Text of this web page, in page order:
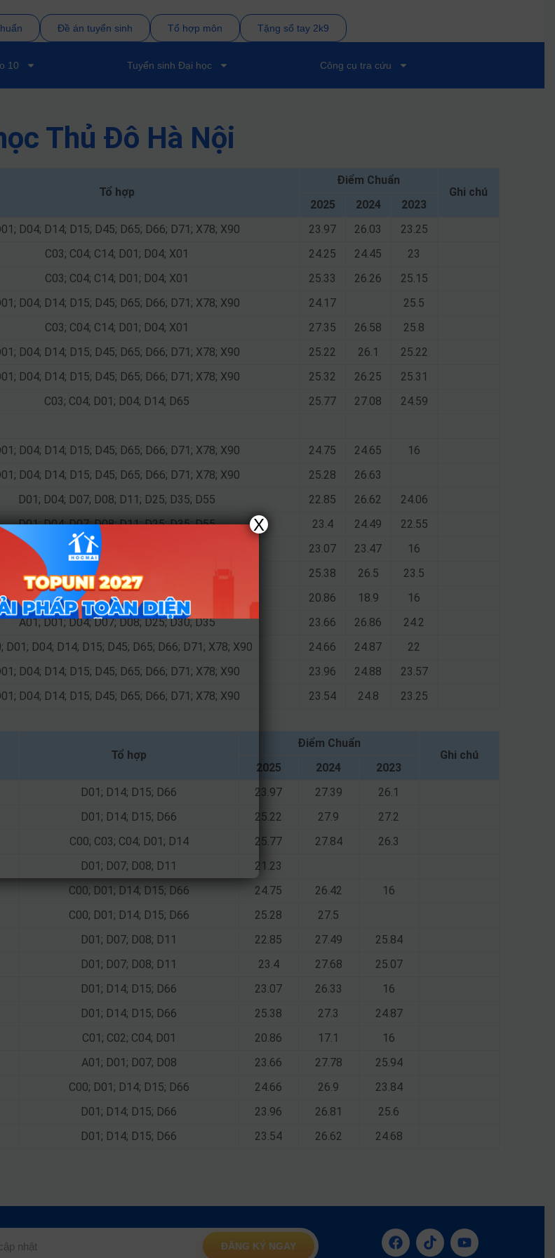
Đề án tuyển sinh Tổ hợp môn Tặng sổ tay 2k9
10 Tuyển sinh Đại học Công cụ tra cứu
Thủ Đô Hà Nội
Tổ hợp
Điểm Chuẩn
Ghi chú
2025
2024
2023
D04; D14; D15; D45; D65; D66; D71; X78; X90 23.97 26.03
23.25
C03; C04; C14; D01; D04; X01 24.25 24.45
23
C03; C04; C14; D01; D04; X01 25.33 26.26
25.15
D04; D14; D15; D45; D65; D66; D71; X78; X90 24.17
25.5
C03; C04; C14; D01; D04; X01 27.35 26.58
25.8
D04; D14; D15; D45; D65; D66; D71; X78; X90 25.22 26.1
25.22
D04; D14; D15; D45; D65; D66; D71; X78; X90 25.32 26.25
25.31
C03; C04; D01; D04; D14; D65 25.77 27.08
24.59
D04; D14; D15; D45; D65; D66; D71; X78; X90 24.75 24.65
16
D04; D14; D15; D45; D65; D66; D71; X78; X90 25.28
26.63
D01; D04; D07; D08; D11; D25; D35; D55 22.85 26.62
24.06
D01; D04; D07; D08; D11; D25; D35; D55 23.4 24.49
22.55
D01; D04; D14; D15; D45; D65; D66; D71; X78; X90 23.07 23.47
16
D01; D04; D14; D15; D45; D65; D66; D71; X78; X90 25.38 26.5
23.5
C01; C02; C04; D01; D04 20.86 18.9
16
A01; D01; D04; D07; D08; D25; D30; D35 23.66 26.86
24.2
D01; D04; D14; D15; D45; D65; D66; D71; X78; X90 24.66 24.87
22
D04; D14; D15; D45; D65; D66; D71; X78; X90 23.96 24.88
23.57
D04; D14; D15; D45; D65; D66; D71; X78; X90 23.54 24.8 23.25
Tổ hợp
Điểm Chuẩn
Ghi chú
2025
2024
2023
D01; D14; D15; D66 23.97 27.39
26.1
D01; D14; D15; D66 25.22 27.9
27.2
C00; C03; C04; D01; D14 25.77 27.84
26.3
D01; D07; D08; D11
21.23
C00; D01; D14; D15; D66 24.75 26.42
16
C00; D01; D14; D15; D66 25.28
27.5
D01; D07; D08; D11 22.85 27.49
25.84
D01; D07; D08; D11 23.4 27.68
25.07
D01; D14; D15; D66 23.07 26.33
16
D01; D14; D15; D66 25.38 27.3
24.87
C01; C02; C04; D01 20.86 17.1
16
A01; D01; D07; D08 23.66 27.78
25.94
C00; D01; D14; D15; D66 24.66 26.9
23.84
D01; D14; D15; D66 23.96 26.81
25.6
D01; D14; D15; D66 23.54 26.62 24.68
ĐĂNG KÝ NGAY
X